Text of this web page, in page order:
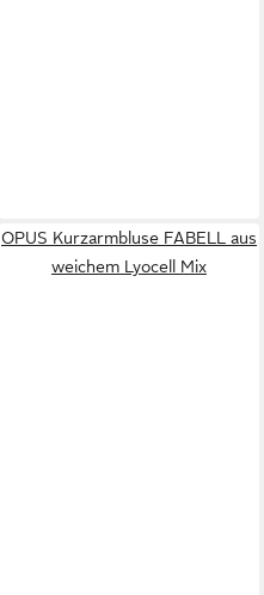
OPUS Kurzarmbluse FABELL aus
weichem Lyocell Mix